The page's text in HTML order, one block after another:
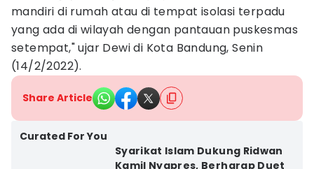
mandiri di rumah atau di tempat isolasi terpadu
yang ada di wilayah dengan pantauan puskesmas
setempat," ujar Dewi di Kota Bandung, Senin
(14/2/2022).
Share Article
Curated For You
Syarikat Islam Dukung Ridwan
Kamil Nyapres, Berharap Duet